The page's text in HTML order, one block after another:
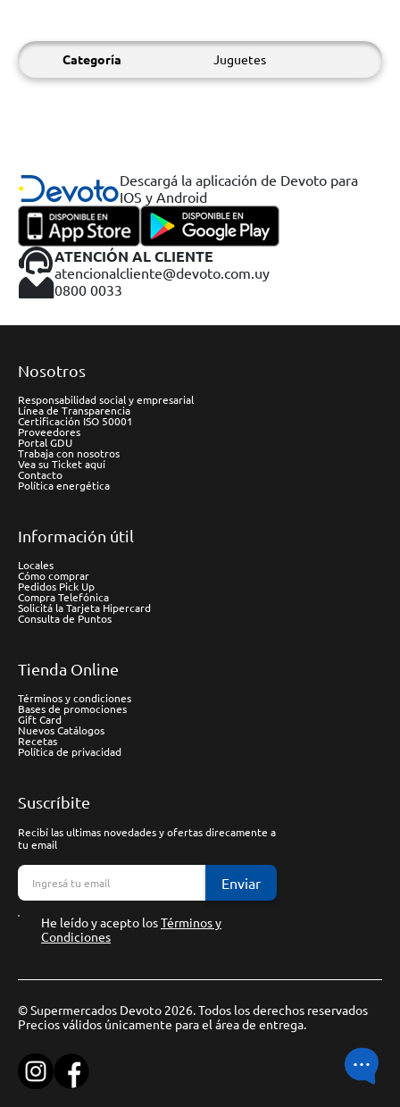
Categoría Juguetes
Descargá la aplicación de Devoto para
IOS y Android
ATENCIÓN AL CLIENTE
atencionalcliente@devoto.com.uy
0800 0033
Nosotros
Responsabilidad social y empresarial
Línea de Transparencia
Certificación ISO 50001
Proveedores
Portal GDU
Trabaja con nosotros
Vea su Ticket aquí
Contacto
Política energética
Información útil
Locales
Cómo comprar
Pedidos Pick Up
Compra Telefónica
Solicitá la Tarjeta Hipercard
Consulta de Puntos
Tienda Online
Términos y condiciones
Bases de promociones
Gift Card
Nuevos Catálogos
Recetas
Política de privacidad
Suscríbite
Recibí las ultimas novedades y ofertas direcamente a
tu email
Enviar
He leído y acepto losTérminos y
Condiciones
© Supermercados Devoto 2026. Todos los derechos reservados
Precios válidos únicamente para el área de entrega.